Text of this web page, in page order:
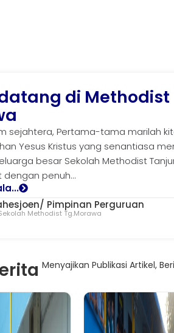
di Methodist
sejahtera, Pertama-tama marilah
Yesus Kristus yang senantiasa
besar Sekolah Methodist
penuh...
Pimpinan Perguruan
Methodist Tg.Morawa
Menyajikan Publikasi Artikel,